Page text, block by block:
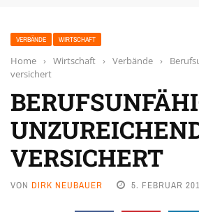
VERBÄNDE WIRTSCHAFT
Home › Wirtschaft › Verbände ›
versichert
VERSICHERT
VON DIRK NEUBAUER 5. FEBRUAR